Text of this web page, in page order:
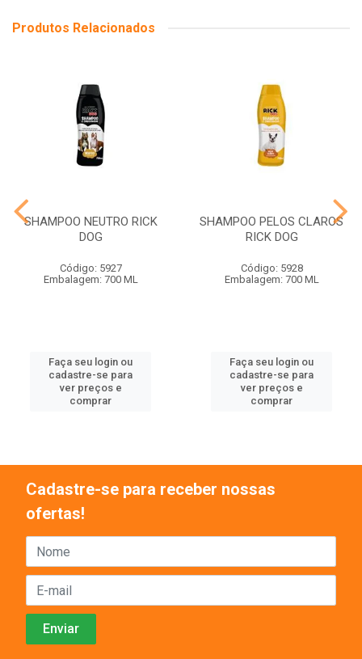
Produtos Relacionados
SHAMPOO NEUTRO RICK
DOG
Código: 5927
Embalagem: 700 ML
Faça seu login ou
cadastre-se para
ver preços e
comprar
SHAMPOO PELOS CLAROS
RICK DOG
Código: 5928
Embalagem: 700 ML
Faça seu login ou
cadastre-se para
ver preços e
comprar
Cadastre-se para receber nossas
ofertas!